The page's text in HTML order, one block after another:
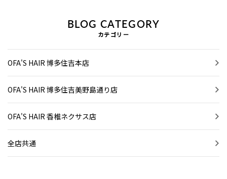
BLOG CATEGORY
カテゴリー
OFA'S HAIR 博多住吉本店
OFA'S HAIR 博多住吉美野島通り店
OFA'S HAIR 香椎ネクサス店
全店共通